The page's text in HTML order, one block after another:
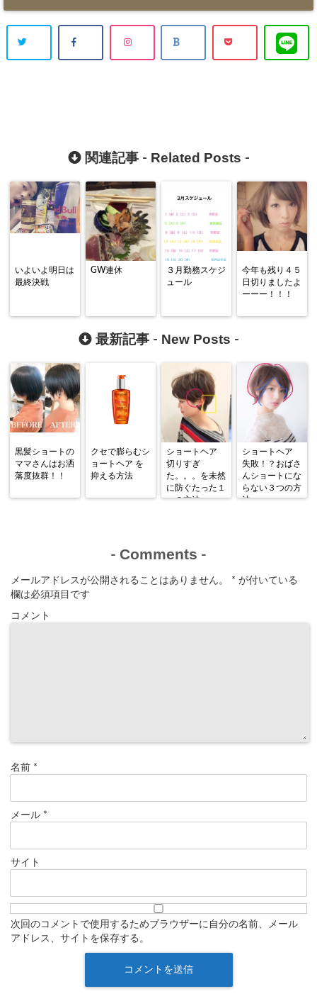
関連記事 - Related Posts -
いよいよ明日は
最終決戦
GW連休
３月勤務スケジ
ュール
今年も残り４５
日切りましたよ
ーーー！！！
最新記事 - New Posts -
黒髪ショートの
ママさんはお洒
落度抜群！！
クセで膨らむシ
ョートヘア を
抑える方法
ショートヘア
切りすぎ
た。。。を未然
に防ぐたった１
つの方法
ショートヘア
失敗！？おばさ
んショートにな
らない３つの方
法
- Comments -
メールアドレスが公開されることはありません。 * が付いている
欄は必須項目です
コメント
名前 *
メール *
サイト
次回のコメントで使用するためブラウザーに自分の名前、メール
アドレス、サイトを保存する。